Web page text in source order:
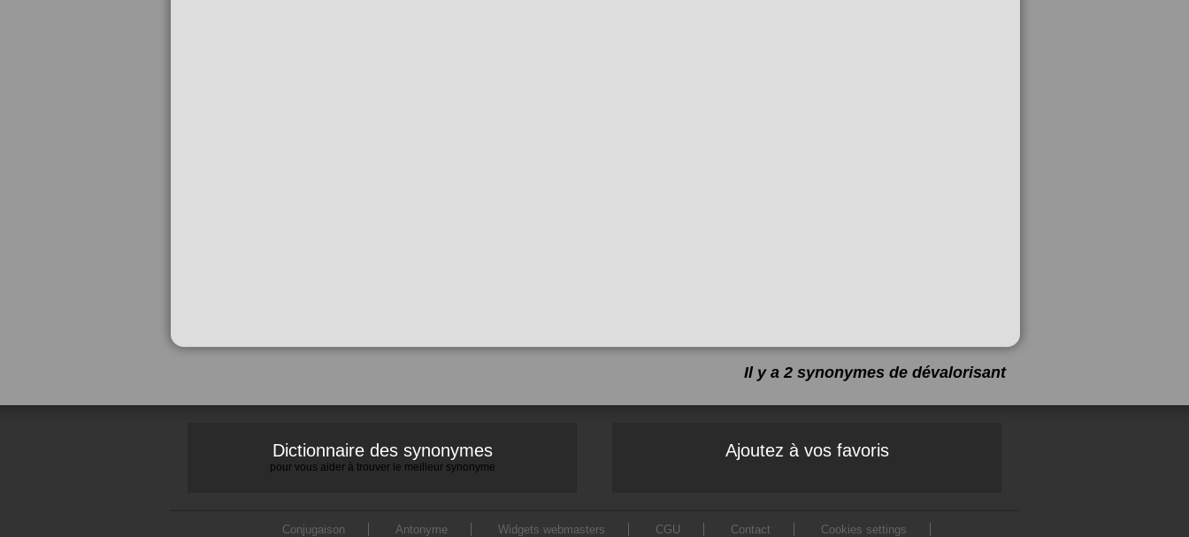
Il y a 2 synonymes de dévalorisant
Dictionnaire des synonymes
pour vous aider à trouver le meilleur synonyme
Ajoutez à vos favoris
Conjugaison Antonyme Widgets webmasters CGU Contact
Cookies settings